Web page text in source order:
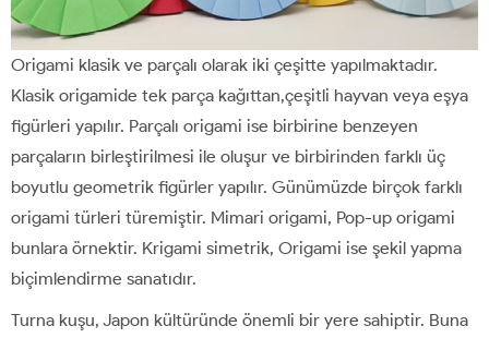
Origami klasik ve parçalı olarak iki çeşitte yapılmaktadır.
Klasik origamide tek parça kağıttan,çeşitli hayvan veya eşya
figürleri yapılır. Parçalı origami ise birbirine benzeyen
parçaların birleştirilmesi ile oluşur ve birbirinden farklı üç
boyutlu geometrik figürler yapılır. Günümüzde birçok farklı
origami türleri türemiştir. Mimari origami, Pop-up origami
bunlara örnektir. Krigami simetrik, Origami ise şekil yapma
biçimlendirme sanatıdır.
Turna kuşu, Japon kültüründe önemli bir yere sahiptir. Buna